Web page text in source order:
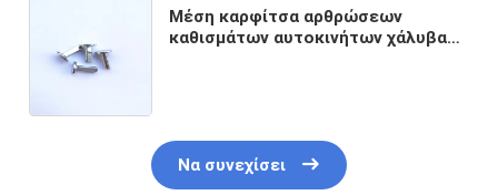
Μέση καρφίτσα αρθρώσεων
καθισμάτων αυτοκινήτων χάλυβα
Να συνεχίσει